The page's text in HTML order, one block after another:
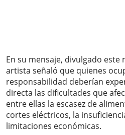
En su mensaje, divulgado este
artista señaló que quienes
responsabilidad deberían
directa las dificultades que
entre ellas la escasez de
cortes eléctricos, la
limitaciones económicas.